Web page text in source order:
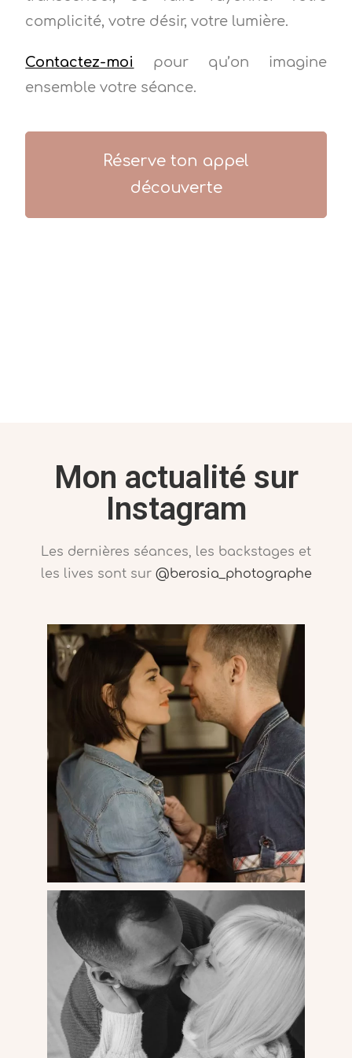
complicité, votre désir, votre lumière.
Contactez-moi
pour qu’on imagine
ensemble votre séance.
Réserve ton appel
découverte
Mon actualité sur
Instagram
Les dernières séances, les backstages et
les lives sont sur @berosia_photographe